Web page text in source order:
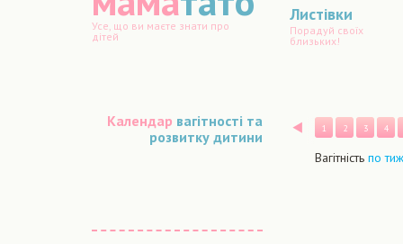
Усе, що ви маєте знати про
дітей
Листівки
Порадуй своїх
близьких!
Календар вагітності та
розвитку дитини
Назад
1 2 3 4
Вагітність по